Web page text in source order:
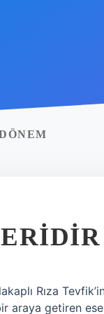
Rıza
getiren